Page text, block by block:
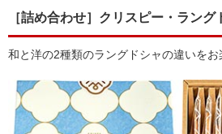
［詰め合わせ］クリスピー・ラング
和と洋の2種類のラングドシャの違いをお